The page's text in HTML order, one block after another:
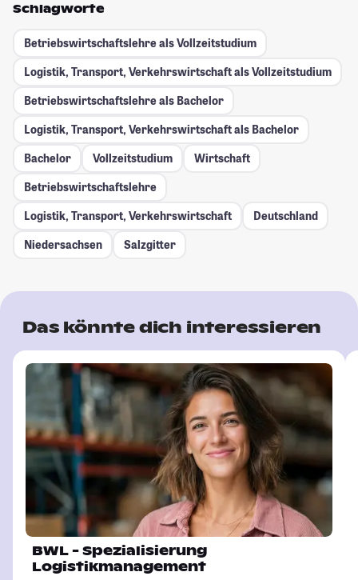
Schlagworte
Betriebswirtschaftslehre als Vollzeitstudium
Logistik, Transport, Verkehrswirtschaft als Vollzeitstudium
Betriebswirtschaftslehre als Bachelor
Logistik, Transport, Verkehrswirtschaft als Bachelor
Bachelor
Vollzeitstudium
Wirtschaft
Betriebswirtschaftslehre
Logistik, Transport, Verkehrswirtschaft
Deutschland
Niedersachsen
Salzgitter
Das könnte dich interessieren
BWL - Spezialisierung
Logistikmanagement